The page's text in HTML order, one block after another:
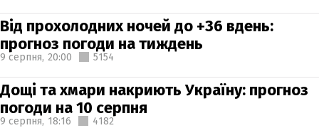
Від прохолодних ночей до +36 вдень:
прогноз погоди на тиждень
9 серпня, 20:00 5154
Дощі та хмари накриють Україну: прогноз
погоди на 10 серпня
9 серпня, 18:16 4182